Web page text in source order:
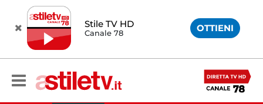
Stile TV HD
Canale 78 OTTIENI